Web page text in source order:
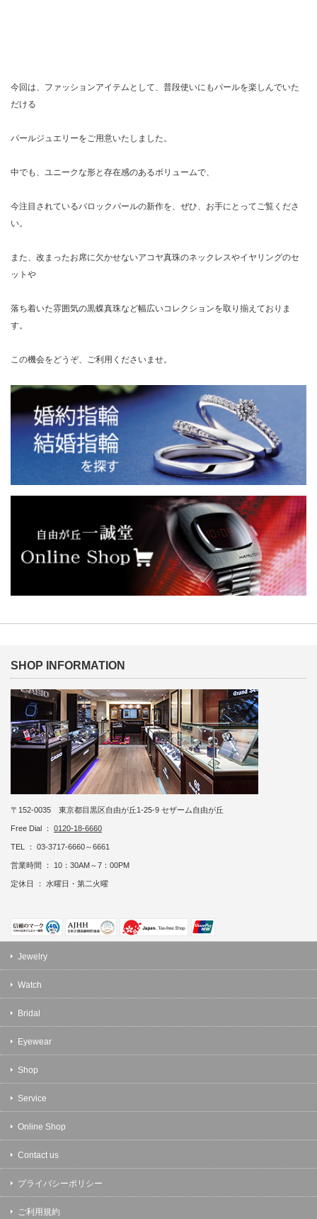
今回は、ファッションアイテムとして、普段使いにもパールを楽しんでいた
だける
パールジュエリーをご用意いたしました。
中でも、ユニークな形と存在感のあるボリュームで、
今注目されているバロックパールの新作を、ぜひ、お手にとってご覧くださ
い。
また、改まったお席に欠かせないアコヤ真珠のネックレスやイヤリングのセ
ットや
落ち着いた雰囲気の黒蝶真珠など幅広いコレクションを取り揃えておりま
す。
この機会をどうぞ、ご利用くださいませ。
SHOP INFORMATION
〒152-0035 東京都目黒区自由が丘1-25-9 セザーム自由が丘
Free Dial ： 0120-18-6660
TEL ： 03-3717-6660～6661
営業時間 ： 10：30AM～7：00PM
定休日 ： 水曜日・第二火曜
Jewelry
Watch
Bridal
Eyewear
Shop
Service
Online Shop
Contact us
プライバシーポリシー
ご利用規約